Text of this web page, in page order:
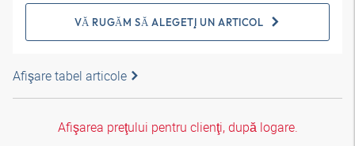
VĂ RUGĂM SĂ ALEGEŢI UN ARTICOL
Afişare tabel articole
Afişarea preţului pentru clienţi, după logare.